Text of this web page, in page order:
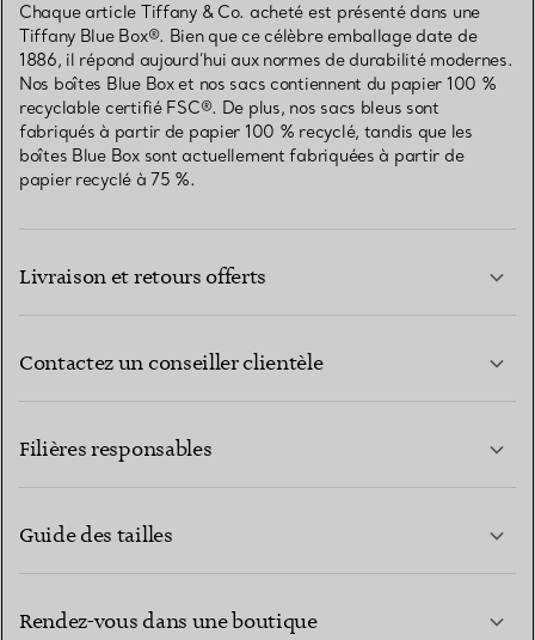
Chaque article Tiffany & Co. acheté est présenté dans une
Tiffany Blue Box®. Bien que ce célèbre emballage date de
1886, il répond aujourd’hui aux normes de durabilité modernes.
Nos boîtes Blue Box et nos sacs contiennent du papier 100 %
recyclable certifié FSC®. De plus, nos sacs bleus sont
fabriqués à partir de papier 100 % recyclé, tandis que les
boîtes Blue Box sont actuellement fabriquées à partir de
papier recyclé à 75 %.
Livraison et retours offerts
Contactez un conseiller clientèle
Filières responsables
Guide des tailles
Rendez-vous dans une boutique